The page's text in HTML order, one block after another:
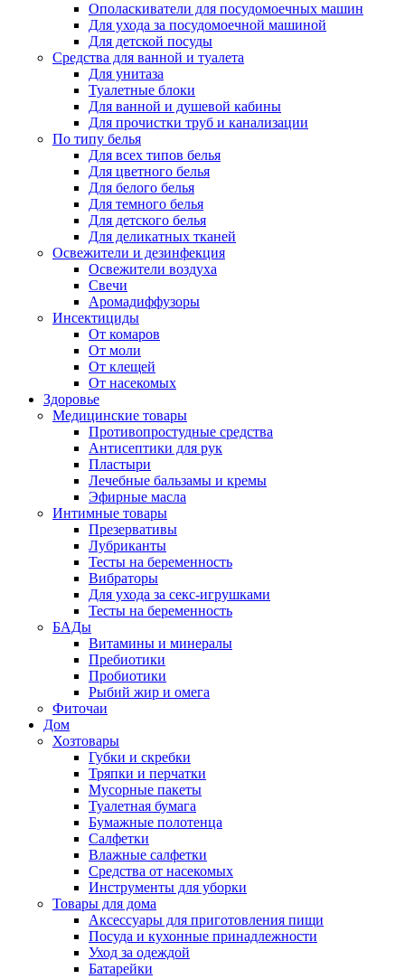
Ополаскиватели для посудомоечных машин
Для ухода за посудомоечной машиной
Для детской посуды
Средства для ванной и туалета
Для унитаза
Туалетные блоки
Для ванной и душевой кабины
Для прочистки труб и канализации
По типу белья
Для всех типов белья
Для цветного белья
Для белого белья
Для темного белья
Для детского белья
Для деликатных тканей
Освежители и дезинфекция
Освежители воздуха
Свечи
Аромадиффузоры
Инсектициды
От комаров
От моли
От клещей
От насекомых
Здоровье
Медицинские товары
Противопростудные средства
Антисептики для рук
Пластыри
Лечебные бальзамы и кремы
Эфирные масла
Интимные товары
Презервативы
Лубриканты
Тесты на беременность
Вибраторы
Для ухода за секс-игрушками
Тесты на беременность
БАДы
Витамины и минералы
Пребиотики
Пробиотики
Рыбий жир и омега
Фиточаи
Дом
Хозтовары
Губки и скребки
Тряпки и перчатки
Мусорные пакеты
Туалетная бумага
Бумажные полотенца
Салфетки
Влажные салфетки
Средства от насекомых
Инструменты для уборки
Товары для дома
Аксессуары для приготовления пищи
Посуда и кухонные принадлежности
Уход за одеждой
Батарейки